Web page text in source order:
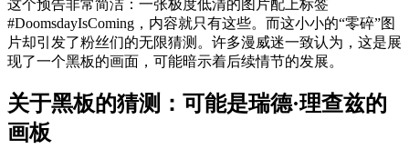
这个预告非常简洁：一张极度低清的图片配上标签
#DoomsdayIsComing，内容就只有这些。而这小小的“零碎”图
片却引发了粉丝们的无限猜测。许多漫威迷一致认为，这是展
现了一个黑板的画面，可能暗示着后续情节的发展。
关于黑板的猜测：可能是瑞德·理查兹的
画板